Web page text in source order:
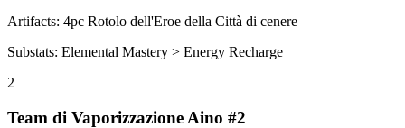
Artifacts: 4pc Rotolo dell'Eroe della Città di cenere
Substats: Elemental Mastery > Energy Recharge
2
Team di Vaporizzazione Aino #2